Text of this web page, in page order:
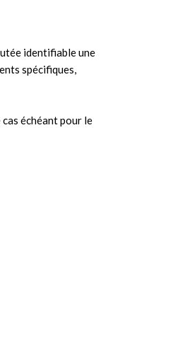
identifiable une
spécifiques,
échéant pour le